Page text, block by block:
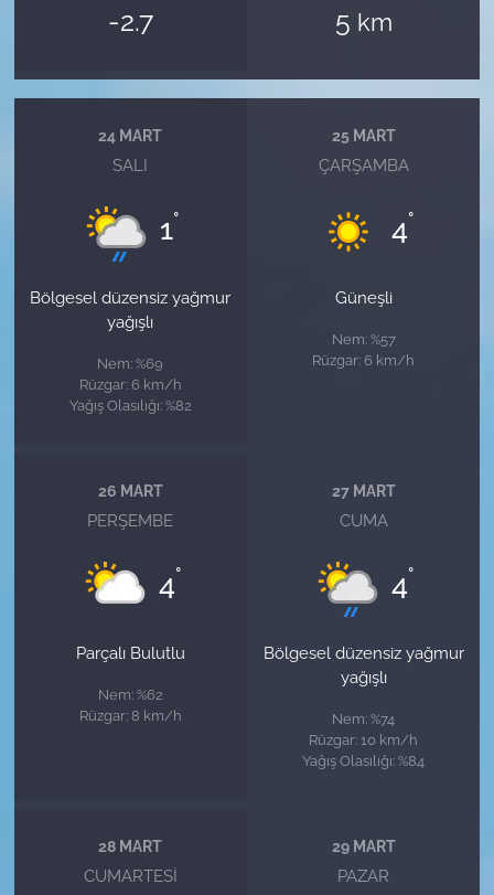
-2.7 5 km
24 MART
SALI
1°
Bölgesel düzensiz yağmur
yağışlı
Nem: %69
Rüzgar: 6 km/h
Yağış Olasılığı: %82
25 MART
ÇARŞAMBA
4°
Güneşli
Nem: %57
Rüzgar: 6 km/h
26 MART
PERŞEMBE
4°
Parçalı Bulutlu
Nem: %62
Rüzgar: 8 km/h
27 MART
CUMA
4°
Bölgesel düzensiz yağmur
yağışlı
Nem: %74
Rüzgar: 10 km/h
Yağış Olasılığı: %84
28 MART
CUMARTESI
29 MART
PAZAR